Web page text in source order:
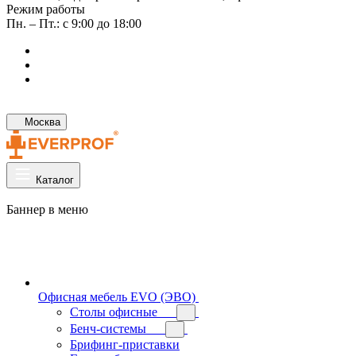
Режим работы
Пн. – Пт.: с 9:00 до 18:00
Москва
Каталог
Баннер в меню
Офисная мебель EVO (ЭВО)
Cтолы офисные
Бенч-системы
Брифинг-приставки